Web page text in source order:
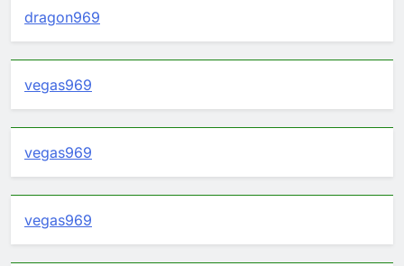
dragon969
vegas969
vegas969
vegas969